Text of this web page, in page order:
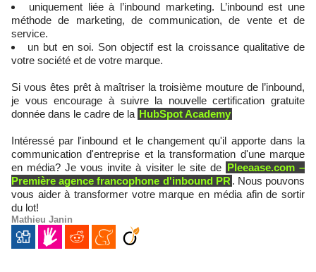
uniquement liée à l’inbound marketing. L’inbound est une
méthode de marketing, de communication, de vente et de
service.
un but en soi. Son objectif est la croissance qualitative de
votre société et de votre marque.
Si vous êtes prêt à maîtriser la troisième mouture de l’inbound,
je vous encourage à suivre la nouvelle certification gratuite
donnée dans le cadre de la HubSpot Academy
Intéressé par l'inbound et le changement qu'il apporte dans la
communication d'entreprise et la transformation d'une marque
en média? Je vous invite à visiter le site de Pleeaase.com –
Première agence francophone d'inbound PR . Nous pouvons
vous aider à transformer votre marque en média afin de sortir
du lot!
Mathieu Janin